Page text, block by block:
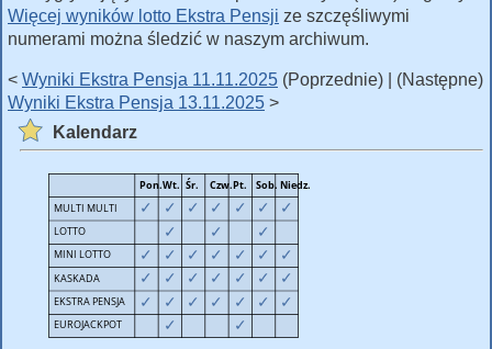
Więcej wyników lotto Ekstra Pensji ze szczęśliwymi
numerami można śledzić w naszym archiwum.
< Wyniki Ekstra Pensja 11.11.2025 (Poprzednie) | (Następne)
Wyniki Ekstra Pensja 13.11.2025 >
Kalendarz